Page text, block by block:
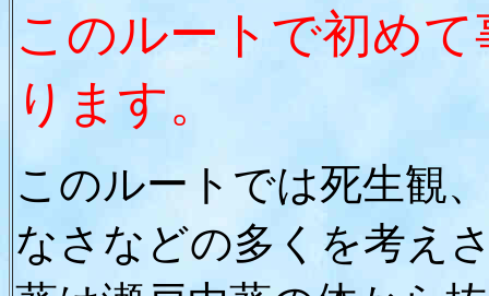
このルートで初め
ります。
このルートでは死生観
なさなどの多くを考え